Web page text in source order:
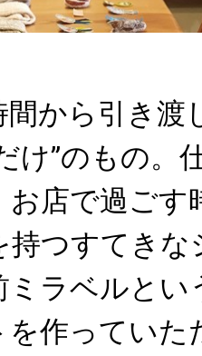
間から引き渡
け”のもの。
お店で過ごす
持つすてき
ミラベルとい
を作っていた